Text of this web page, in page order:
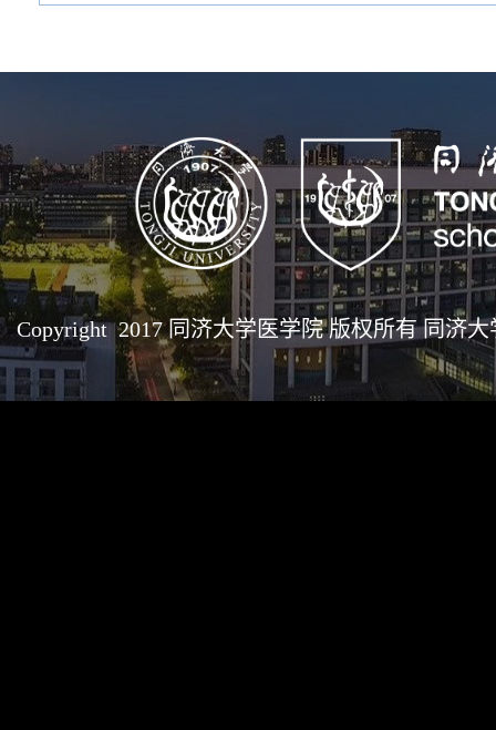
Copyright 2017 同济大学医学院 版权所有 同济